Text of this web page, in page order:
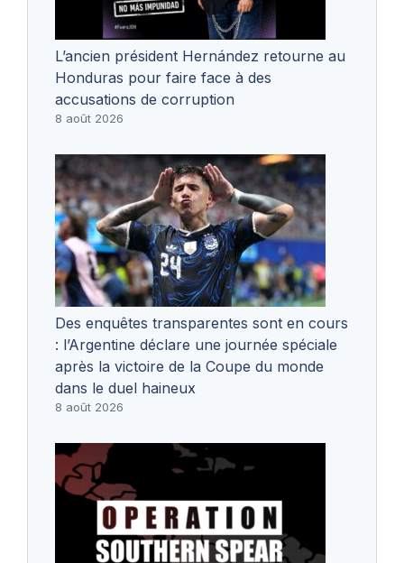
L’ancien président Hernández retourne au
Honduras pour faire face à des
accusations de corruption
8 août 2026
Des enquêtes transparentes sont en cours
: l’Argentine déclare une journée spéciale
après la victoire de la Coupe du monde
dans le duel haineux
8 août 2026